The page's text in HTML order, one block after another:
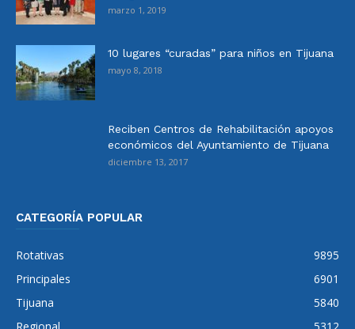
marzo 1, 2019
10 lugares “curadas” para niños en Tijuana
mayo 8, 2018
Reciben Centros de Rehabilitación apoyos
económicos del Ayuntamiento de Tijuana
diciembre 13, 2017
CATEGORÍA POPULAR
Rotativas
9895
Principales
6901
Tijuana
5840